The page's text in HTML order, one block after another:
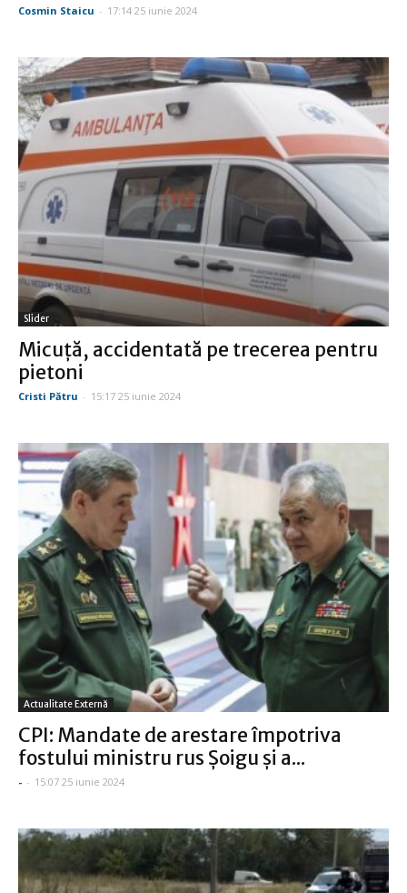
Cosmin Staicu - 17:14 25 iunie 2024
Slider
Micuţă, accidentată pe trecerea pentru
pietoni
Cristi Pătru - 15:17 25 iunie 2024
Actualitate Externă
CPI: Mandate de arestare împotriva
fostului ministru rus Şoigu şi a...
- - 15:07 25 iunie 2024